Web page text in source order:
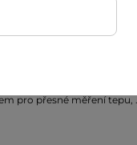
inSPORTline
100
pro přesné měření tepu, …